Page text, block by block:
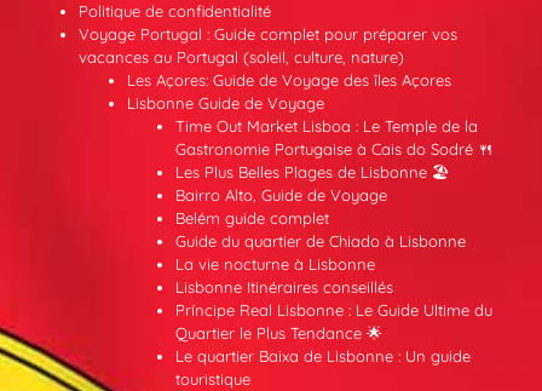
Politique de confidentialité
Voyage Portugal : Guide complet pour préparer vos
vacances au Portugal (soleil, culture, nature)
Les Açores: Guide de Voyage des îles Açores
Lisbonne Guide de Voyage
Time Out Market Lisboa : Le Temple de la
Gastronomie Portugaise à Cais do Sodré 🍴
Les Plus Belles Plages de Lisbonne 🏖️
Bairro Alto, Guide de Voyage
Belém guide complet
Guide du quartier de Chiado à Lisbonne
La vie nocturne à Lisbonne
Lisbonne Itinéraires conseillés
Príncipe Real Lisbonne : Le Guide Ultime du
Quartier le Plus Tendance 🌟
Le quartier Baixa de Lisbonne : Un guide
touristique